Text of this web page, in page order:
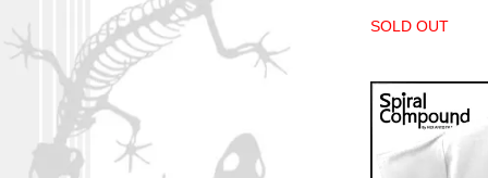
SOLD OUT